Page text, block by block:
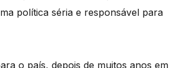
política séria e responsável para
o país, depois de muitos anos em